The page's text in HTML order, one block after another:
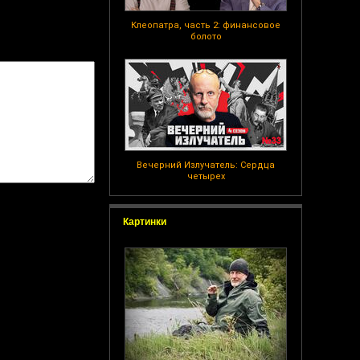
Клеопатра, часть 2: финансовое
болото
Вечерний Излучатель: Сердца
четырех
Картинки